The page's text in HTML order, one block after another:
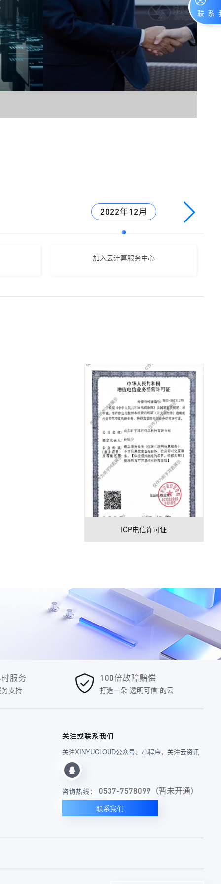
2022年12月
加入云计算服务中心
ICP电信许可证
服务
支持
100倍故障赔偿
打造一朵“透明可信”的云
关注或联系我们
关注XINYUCLOUD公众号、小程序，关注云资讯
咨询热线： 0537-7578099（暂未开通）
联系我们